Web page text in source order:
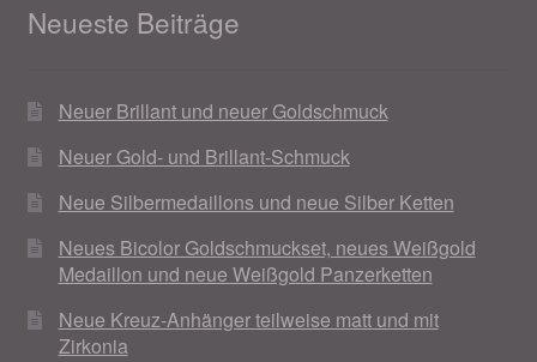
Neueste Beiträge
Neuer Brillant und neuer Goldschmuck
Neuer Gold- und Brillant-Schmuck
Neue Silbermedaillons und neue Silber Ketten
Neues Bicolor Goldschmuckset, neues Weißgold
Medaillon und neue Weißgold Panzerketten
Neue Kreuz-Anhänger teilweise matt und mit
Zirkonia